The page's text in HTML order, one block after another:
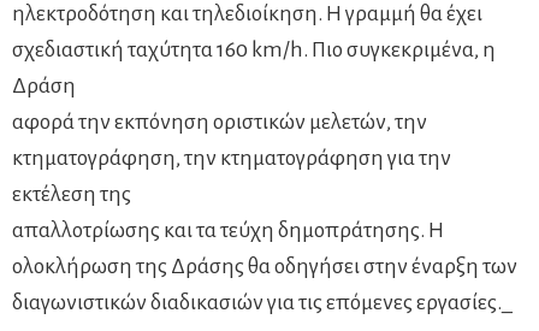
ηλεκτροδότηση και τηλεδιοίκηση. Η γραμμή θα έχει
σχεδιαστική ταχύτητα 160 km/h. Πιο συγκεκριμένα, η
Δράση
αφορά την εκπόνηση οριστικών μελετών, την
κτηματογράφηση, την κτηματογράφηση για την
εκτέλεση της
απαλλοτρίωσης και τα τεύχη δημοπράτησης. Η
ολοκλήρωση της Δράσης θα οδηγήσει στην έναρξη των
διαγωνιστικών διαδικασιών για τις επόμενες εργασίες._